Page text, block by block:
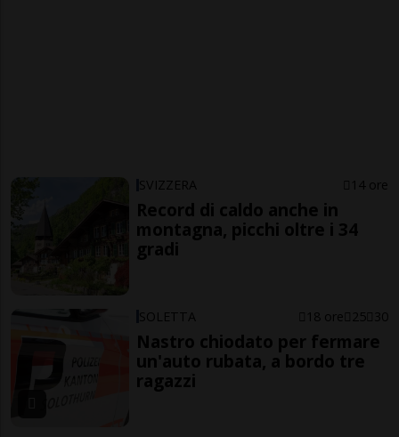
SVIZZERA 14 ore
Record di caldo anche in
montagna, picchi oltre i 34
gradi
SOLETTA 18 ore 25 30
Nastro chiodato per fermare
un'auto rubata, a bordo tre
ragazzi